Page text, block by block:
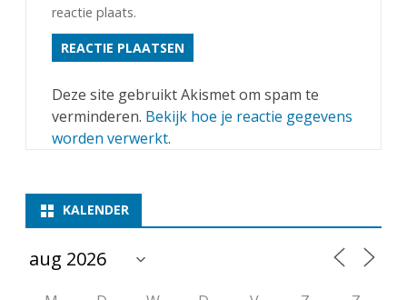
reactie plaats.
Deze site gebruikt Akismet om spam te
verminderen. Bekijk hoe je reactie gegevens
worden verwerkt.
KALENDER